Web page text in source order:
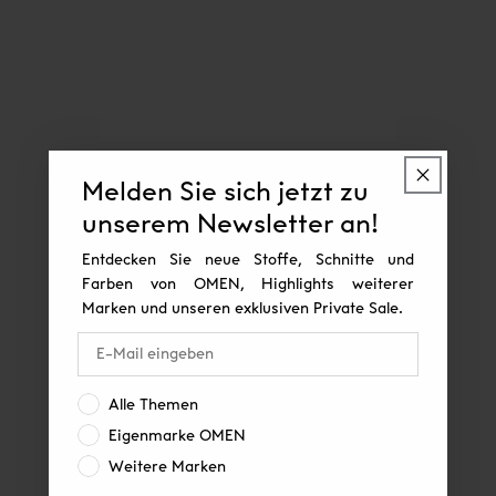
Melden Sie sich jetzt zu
unserem Newsletter an!
Entdecken Sie neue Stoffe, Schnitte und
Farben von OMEN, Highlights weiterer
Marken und unseren exklusiven Private Sale.
Interesse:
Alle Themen
Eigenmarke OMEN
Weitere Marken